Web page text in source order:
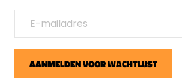
AANMELDEN VOOR WACHTLIJST